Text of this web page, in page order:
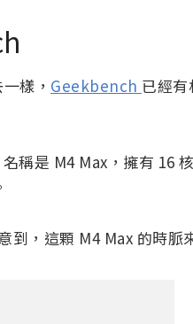
樣， Geekbench 已經有
稱是 M4 Max，擁有 16
到，這顆 M4 Max 的時脈